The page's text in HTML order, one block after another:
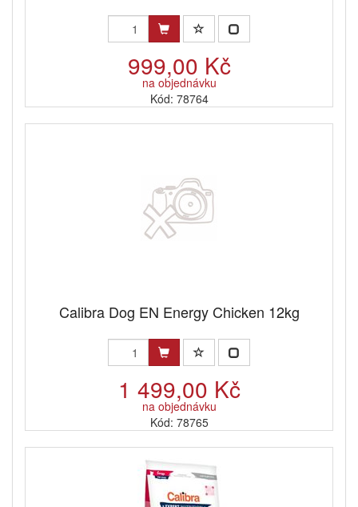
999,00 Kč
na objednávku
Kód: 78764
Calibra Dog EN Energy Chicken 12kg
1 499,00 Kč
na objednávku
Kód: 78765